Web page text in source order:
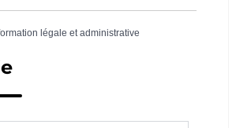
légale et administrative